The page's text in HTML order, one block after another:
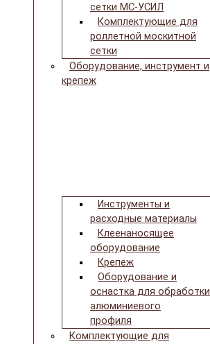
сетки МС-УСИЛ
Комплектующие для
роллетной москитной
сетки
Оборудование, инструмент и
крепеж
Инструменты и
расходные материалы
Клеенаносящее
оборудование
Крепеж
Оборудование и
оснастка для обработки
алюминиевого
профиля
Комплектующие для